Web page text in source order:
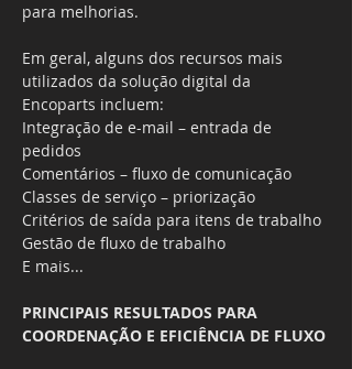
para melhorias.
Em geral, alguns dos recursos mais
utilizados da solução digital da
Encoparts incluem:
Integração de e-mail – entrada de
pedidos
Comentários – fluxo de comunicação
Classes de serviço – priorização
Critérios de saída para itens de trabalho
Gestão de fluxo de trabalho
E mais...
PRINCIPAIS RESULTADOS PARA
COORDENAÇÃO E EFICIÊNCIA DE FLUXO